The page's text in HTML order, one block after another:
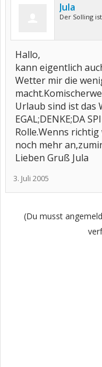
Jula
Der Solling
Hallo,
kann eigentlich
Wetter mir die
Urlaub sind ist das
EGAL;DENKE;DA
Rolle.Wenns
noch mehr
Lieben Gruß Jula
3. Juli 2005
(Du musst